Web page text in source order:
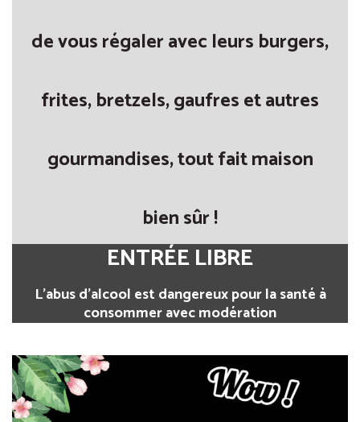
de vous régaler avec leurs burgers,
frites, bretzels, gaufres et autres
gourmandises, tout fait maison
bien sûr !
ENTRÉE LIBRE
L’abus d’alcool est dangereux pour la santé à
consommer avec modération